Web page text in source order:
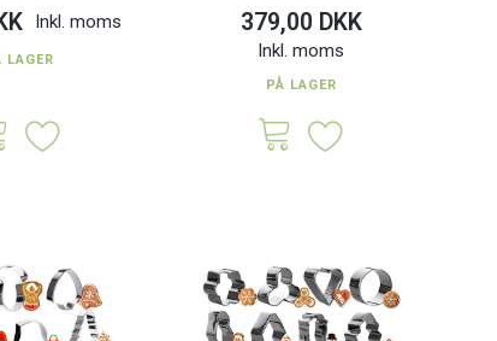
Inkl. moms
LAGER
379,00 DKK
Inkl. moms
PÅ LAGER